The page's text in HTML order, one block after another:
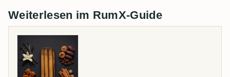
Weiterlesen im RumX-Guide